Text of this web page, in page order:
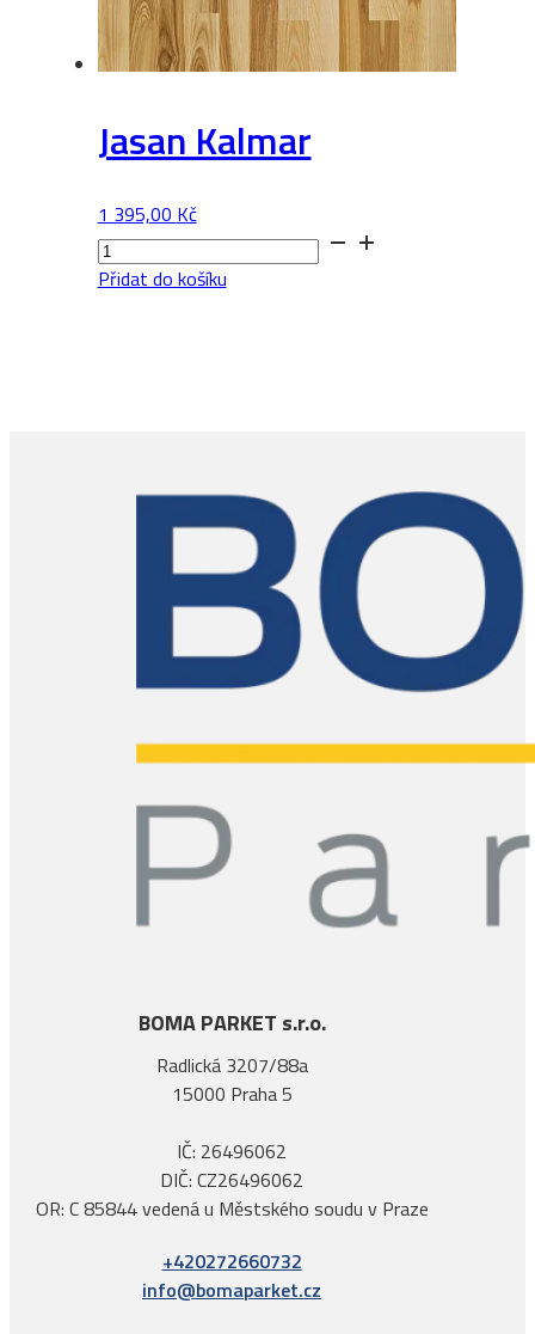
Jasan Kalmar
1 395,00 Kč
Jasan
Kalmar
Přidat do košíku
BOMA PARKET s.r.o.
Radlická 3207/88a
15000 Praha 5
IČ: 26496062
DIČ: CZ26496062
OR: C 85844 vedená u Městského soudu v Praze
+420272660732
info@bomaparket.cz